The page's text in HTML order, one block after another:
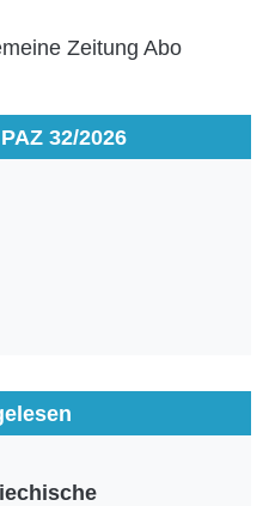
32/2026